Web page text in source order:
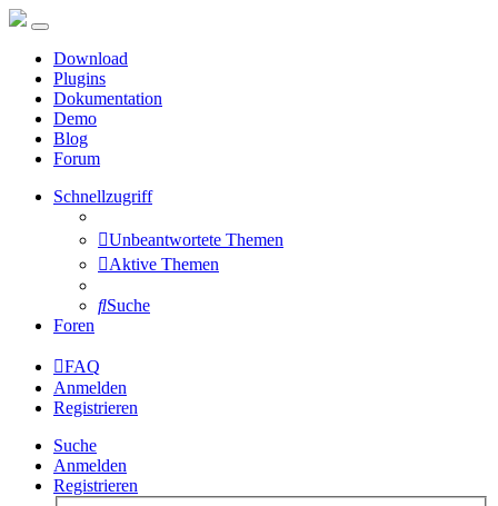
Download
Plugins
Dokumentation
Demo
Blog
Forum
Schnellzugriff
Unbeantwortete Themen
Aktive Themen
Suche
Foren
FAQ
Anmelden
Registrieren
Suche
Anmelden
Registrieren